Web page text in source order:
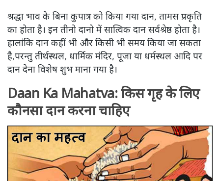
श्रद्धा भाव के बिना कुपात्र को किया गया दान, तामस प्रकृति
का होता है। इन तीनो दानो में सात्विक दान सर्वश्रेष्ठ होता है।
हालांकि दान कहीं भी और किसी भी समय किया जा सकता
है,परन्तु तीर्थस्थल, धार्मिक मंदिर, पूजा या धर्मस्थल आदि पर
दान देना विशेष शुभ माना गया है।
Daan Ka Mahatva: किस गृह के लिए
कौनसा दान करना चाहिए